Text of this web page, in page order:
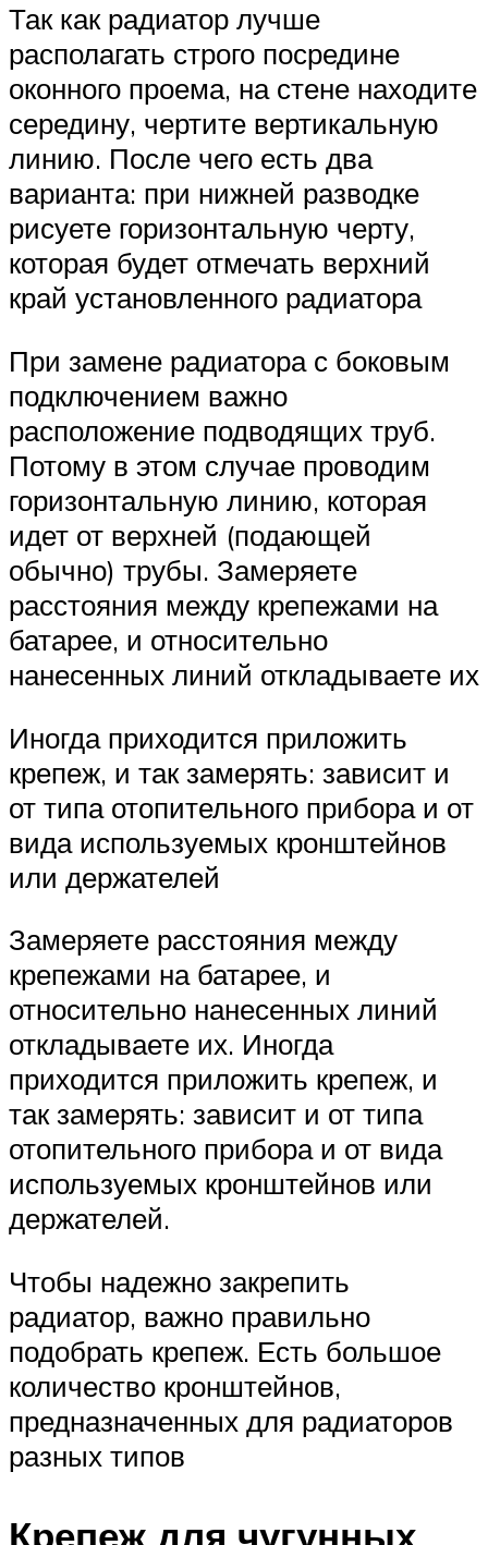
Так как радиатор лучше
располагать строго посредине
оконного проема, на стене находите
середину, чертите вертикальную
линию. После чего есть два
варианта: при нижней разводке
рисуете горизонтальную черту,
которая будет отмечать верхний
край установленного радиатора
При замене радиатора с боковым
подключением важно
расположение подводящих труб.
Потому в этом случае проводим
горизонтальную линию, которая
идет от верхней (подающей
обычно) трубы. Замеряете
расстояния между крепежами на
батарее, и относительно
нанесенных линий откладываете их
Иногда приходится приложить
крепеж, и так замерять: зависит и
от типа отопительного прибора и от
вида используемых кронштейнов
или держателей
Замеряете расстояния между
крепежами на батарее, и
относительно нанесенных линий
откладываете их. Иногда
приходится приложить крепеж, и
так замерять: зависит и от типа
отопительного прибора и от вида
используемых кронштейнов или
держателей.
Чтобы надежно закрепить
радиатор, важно правильно
подобрать крепеж. Есть большое
количество кронштейнов,
предназначенных для радиаторов
разных типов
Крепеж для чугунных